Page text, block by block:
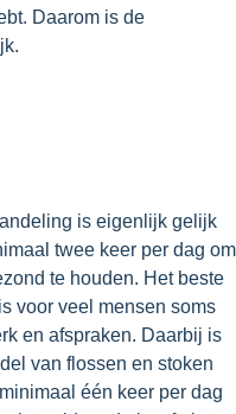
Daarom is de
is eigenlijk gelijk
twee keer per dag om
te houden. Het beste
voor veel mensen soms
en afspraken. Daarbij is
van flossen en stoken
één keer per dag